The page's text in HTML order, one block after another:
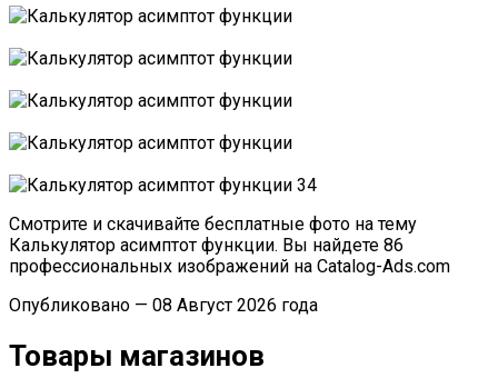
Смотрите и скачивайте бесплатные фото на тему
Калькулятор асимптот функции. Вы найдете 86
профессиональных изображений на Catalog-Ads.com
Опубликовано — 08 Август 2026 года
Товары магазинов